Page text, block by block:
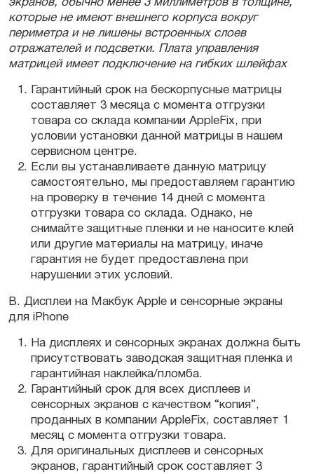
экранов, обычно менее 3 миллиметров в толщине,
которые не имеют внешнего корпуса вокруг
периметра и не лишены встроенных слоев
отражателей и подсветки. Плата управления
матрицей имеет подключение на гибких шлейфах
Гарантийный срок на бескорпусные матрицы
составляет 3 месяца с момента отгрузки
товара со склада компании AppleFix, при
условии установки данной матрицы в нашем
сервисном центре.
Если вы устанавливаете данную матрицу
самостоятельно, мы предоставляем гарантию
на проверку в течение 14 дней с момента
отгрузки товара со склада. Однако, не
снимайте защитные пленки и не наносите клей
или другие материалы на матрицу, иначе
гарантия не будет предоставлена при
нарушении этих условий.
B. Дисплеи на Макбук Apple и сенсорные экраны
для iPhone
На дисплеях и сенсорных экранах должна быть
присутствовать заводская защитная пленка и
гарантийная наклейка/пломба.
Гарантийный срок для всех дисплеев и
сенсорных экранов с качеством “копия”,
проданных в компании AppleFix, составляет 1
месяц с момента отгрузки товара.
Для оригинальных дисплеев и сенсорных
экранов, гарантийный срок составляет 3